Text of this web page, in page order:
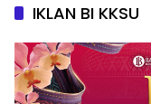
IKLAN BI KKSU